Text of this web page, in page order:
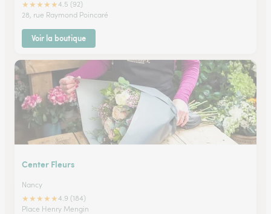
★★★★★4.5 (92)
28, rue Raymond Poincaré
Voir la boutique
Center Fleurs
Nancy
★★★★★4.9 (184)
Place Henry Mengin